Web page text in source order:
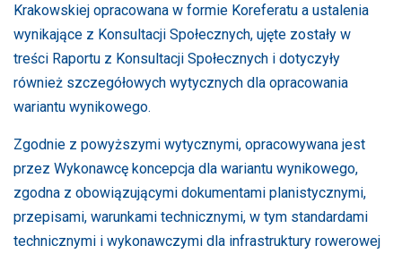
Krakowskiej opracowana w formie Koreferatu a ustalenia
wynikające z Konsultacji Społecznych, ujęte zostały w
treści Raportu z Konsultacji Społecznych i dotyczyły
również szczegółowych wytycznych dla opracowania
wariantu wynikowego.
Zgodnie z powyższymi wytycznymi, opracowywana jest
przez Wykonawcę koncepcja dla wariantu wynikowego,
zgodna z obowiązującymi dokumentami planistycznymi,
przepisami, warunkami technicznymi, w tym standardami
technicznymi i wykonawczymi dla infrastruktury rowerowej